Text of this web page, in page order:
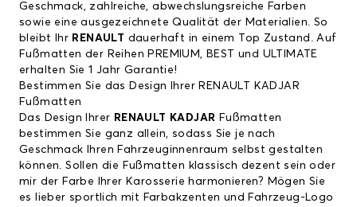
Geschmack, zahlreiche, abwechslungsreiche Farben
sowie eine ausgezeichnete Qualität der Materialien. So
bleibt Ihr RENAULT dauerhaft in einem Top Zustand. Auf
Fußmatten der Reihen PREMIUM, BEST und ULTIMATE
erhalten Sie 1 Jahr Garantie!
Bestimmen Sie das Design Ihrer RENAULT KADJAR
Fußmatten
Das Design Ihrer RENAULT KADJAR Fußmatten
bestimmen Sie ganz allein, sodass Sie je nach
Geschmack Ihren Fahrzeuginnenraum selbst gestalten
können. Sollen die Fußmatten klassisch dezent sein oder
mir der Farbe Ihrer Karosserie harmonieren? Mögen Sie
es lieber sportlich mit Farbakzenten und Fahrzeug-Logo